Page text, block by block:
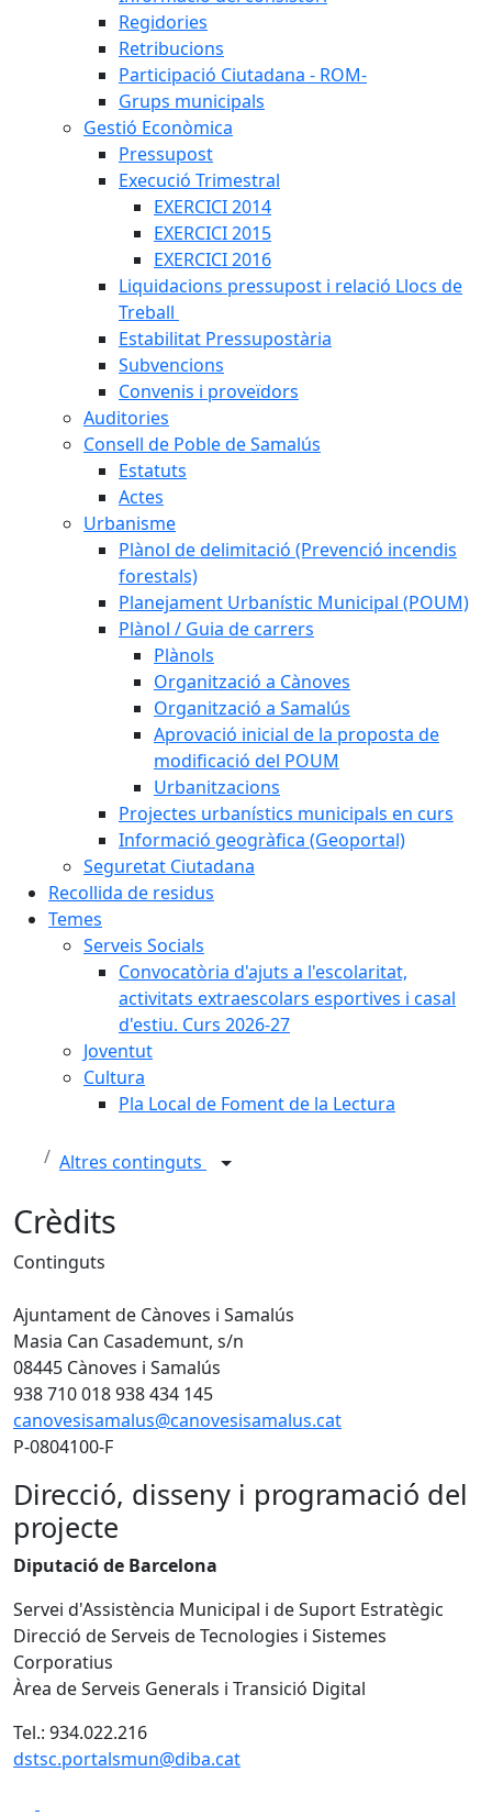
Regidories
Retribucions
Participació Ciutadana - ROM-
Grups municipals
Gestió Econòmica
Pressupost
Execució Trimestral
EXERCICI 2014
EXERCICI 2015
EXERCICI 2016
Liquidacions pressupost i relació Llocs de
Treball
Estabilitat Pressupostària
Subvencions
Convenis i proveïdors
Auditories
Consell de Poble de Samalús
Estatuts
Actes
Urbanisme
Plànol de delimitació (Prevenció incendis
forestals)
Planejament Urbanístic Municipal (POUM)
Plànol / Guia de carrers
Plànols
Organització a Cànoves
Organització a Samalús
Aprovació inicial de la proposta de
modificació del POUM
Urbanitzacions
Projectes urbanístics municipals en curs
Informació geogràfica (Geoportal)
Seguretat Ciutadana
Recollida de residus
Temes
Serveis Socials
Convocatòria d'ajuts a l'escolaritat,
activitats extraescolars esportives i casal
d'estiu. Curs 2026-27
Joventut
Cultura
Pla Local de Foment de la Lectura
Altres continguts
Crèdits
Continguts
Ajuntament de Cànoves i Samalús
Masia Can Casademunt, s/n
08445 Cànoves i Samalús
938 710 018 938 434 145
canovesisamalus@canovesisamalus.cat
P-0804100-F
Direcció, disseny i programació del
projecte
Diputació de Barcelona
Servei d'Assistència Municipal i de Suport Estratègic
Direcció de Serveis de Tecnologies i Sistemes
Corporatius
Àrea de Serveis Generals i Transició Digital
Tel.: 934.022.216
dstsc.portalsmun@diba.cat